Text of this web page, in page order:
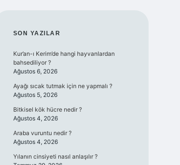
SIDEBAR
SON YAZILAR
Kur’an-ı Kerim’de hangi hayvanlardan
bahsediliyor ?
Ağustos 6, 2026
Ayağı sıcak tutmak için ne yapmalı ?
Ağustos 5, 2026
Bitkisel kök hücre nedir ?
Ağustos 4, 2026
Araba vuruntu nedir ?
Ağustos 4, 2026
Yılanın cinsiyeti nasıl anlaşılır ?